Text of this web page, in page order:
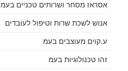
אסראז מסחר ושרותים טכניים בעמ
אנוש לשכת שרות וטיפול לעובדים
ע.קוים מעוצבים בעמ
זהו טכנולוגיות בעמ